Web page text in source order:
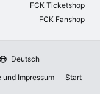
FCK Ticketshop
FCK Fanshop
Deutsch
und Impressum Start